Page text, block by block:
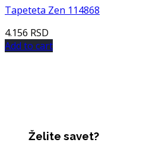
Tapeteta Zen 114868
4.156 RSD
Add to cart
Želite savet?